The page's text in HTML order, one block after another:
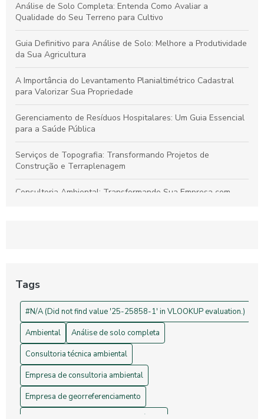
Análise de Solo Completa: Entenda Como Avaliar a
Qualidade do Seu Terreno para Cultivo
Guia Definitivo para Análise de Solo: Melhore a Produtividade
da Sua Agricultura
A Importância do Levantamento Planialtimétrico Cadastral
para Valorizar Sua Propriedade
Gerenciamento de Resíduos Hospitalares: Um Guia Essencial
para a Saúde Pública
Serviços de Topografia: Transformando Projetos de
Construção e Terraplenagem
Consultoria Ambiental: Transformando Sua Empresa com
Construção Civil
Drones na Topografia: Revolucionando Medições e Mapas
Tags
#N/A (Did not find value '25-25858-1' in VLOOKUP evaluation.)
Ambiental
Análise de solo completa
Consultoria técnica ambiental
Empresa de consultoria ambiental
Empresa de georreferenciamento